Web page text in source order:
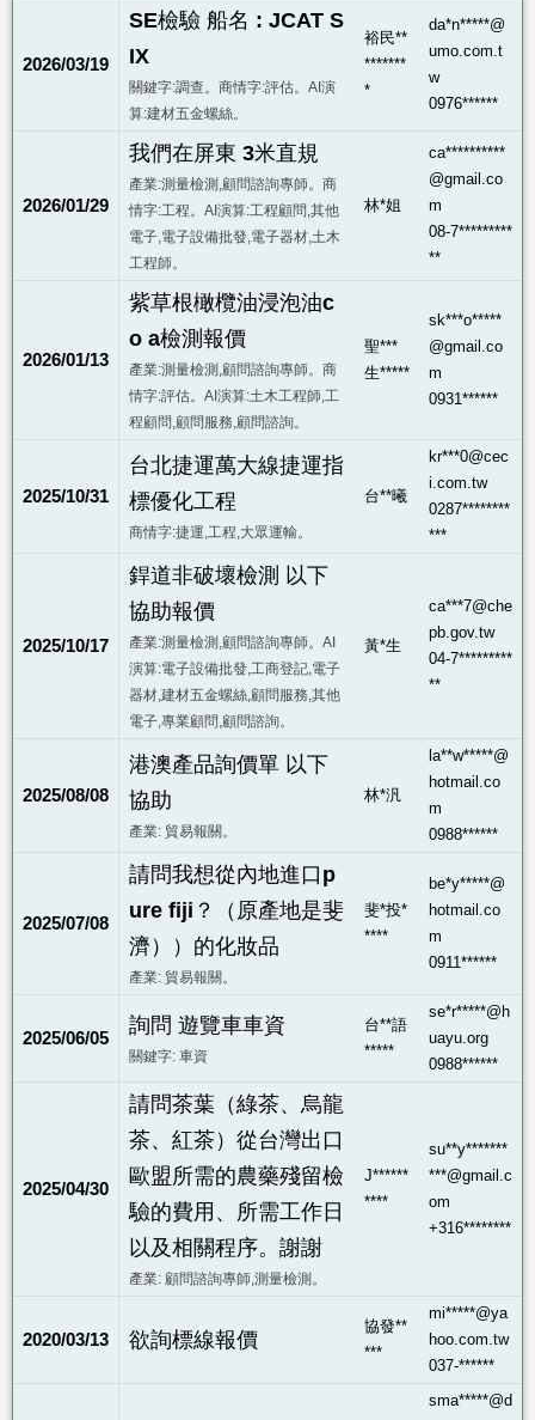
2026/03/19
SE檢驗 船名 : JCAT S
IX
關鍵字:調查。商情字:評估。AI演
算:建材五金螺絲。
裕民**
*******
*
da*n*****@
umo.com.t
w
0976******
2026/01/29
我們在屏東 3米直規
產業:測量檢測,顧問諮詢專師。商
情字:工程。AI演算:工程顧問,其他
電子,電子設備批發,電子器材,土木
工程師。
林*姐
ca**********
@gmail.co
m
08-7*********
**
2026/01/13
紫草根橄欖油浸泡油c
o a檢測報價
產業:測量檢測,顧問諮詢專師。商
情字:評估。AI演算:土木工程師,工
程顧問,顧問服務,顧問諮詢。
聖***
生*****
sk***o*****
@gmail.co
m
0931******
2025/10/31
台北捷運萬大線捷運指
標優化工程
商情字:捷運,工程,大眾運輸。
台**曦
kr***0@cec
i.com.tw
0287********
***
2025/10/17
銲道非破壞檢測 以下
協助報價
產業:測量檢測,顧問諮詢專師。AI
演算:電子設備批發,工商登記,電子
器材,建材五金螺絲,顧問服務,其他
電子,專業顧問,顧問諮詢。
黃*生
ca***7@che
pb.gov.tw
04-7*********
**
2025/08/08
港澳產品詢價單 以下
協助
產業: 貿易報關。
林*汎
la**w*****@
hotmail.co
m
0988******
2025/07/08
請問我想從內地進口p
ure fiji？（原產地是斐
濟））的化妝品
產業: 貿易報關。
斐*投*
****
be*y*****@
hotmail.co
m
0911******
2025/06/05
詢問 遊覽車車資
關鍵字: 車資
台**語
*****
se*r*****@h
uayu.org
0988******
2025/04/30
請問茶葉（綠茶、烏龍
茶、紅茶）從台灣出口
歐盟所需的農藥殘留檢
驗的費用、所需工作日
以及相關程序。謝謝
產業: 顧問諮詢專師,測量檢測。
J******
****
su**y*******
***@gmail.c
om
+316********
2020/03/13 欲詢標線報價
協發**
***
mi*****@ya
hoo.com.tw
037-******
sma*****@d